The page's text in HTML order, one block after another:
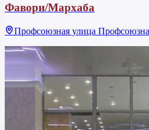
Фавори/Мархаба
Профсоюзная улица